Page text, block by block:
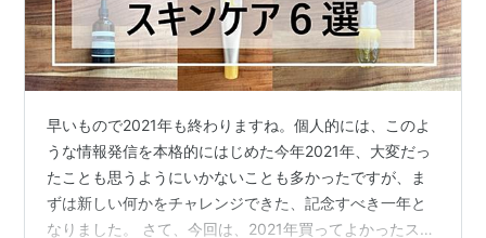
早いもので2021年も終わりますね。個人的には、このよ
うな情報発信を本格的にはじめた今年2021年、大変だっ
たことも思うようにいかないことも多かったですが、ま
ずは新しい何かをチャレンジできた、記念すべき一年と
なりました。 さて、今回は、2021年買ってよかったスキ